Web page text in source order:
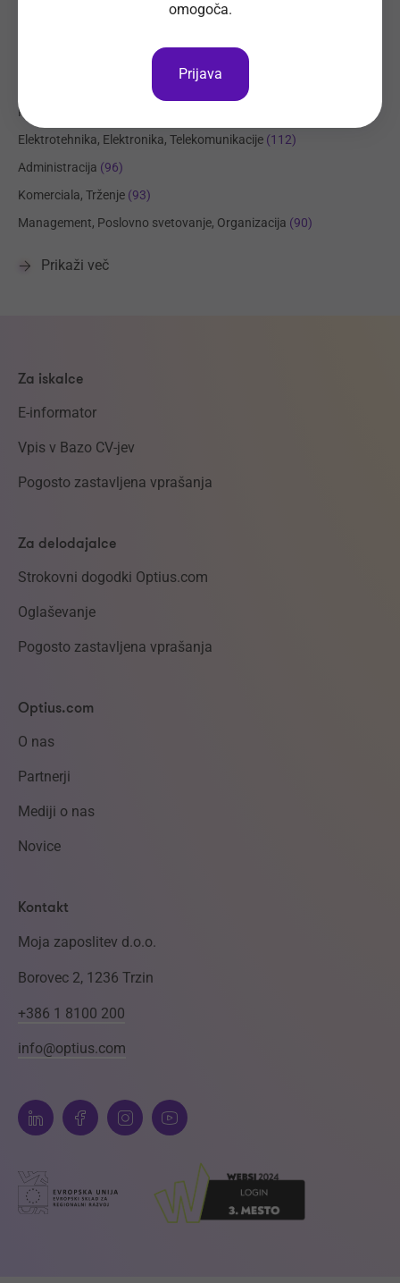
Transport, Nabava, Logistika
Strojništvo, Metalurgija, Rudarstvo
Prehrambena industrija, Živilstvo
Elektrotehnika, Elektronika, Telekomunikacije (112)
Administracija (96)
Komerciala, Trženje (93)
Management, Poslovno svetovanje, Organizacija (90)
Prikaži več
Za iskalce
E-informator
Vpis v Bazo CV-jev
Pogosto zastavljena vprašanja
Za delodajalce
Strokovni dogodki Optius.com
Oglaševanje
Pogosto zastavljena vprašanja
Optius.com
O nas
Partnerji
Mediji o nas
Novice
Kontakt
Moja zaposlitev d.o.o.
Borovec 2, 1236 Trzin
+386 1 8100 200
info@optius.com
omogoča.
Prijava